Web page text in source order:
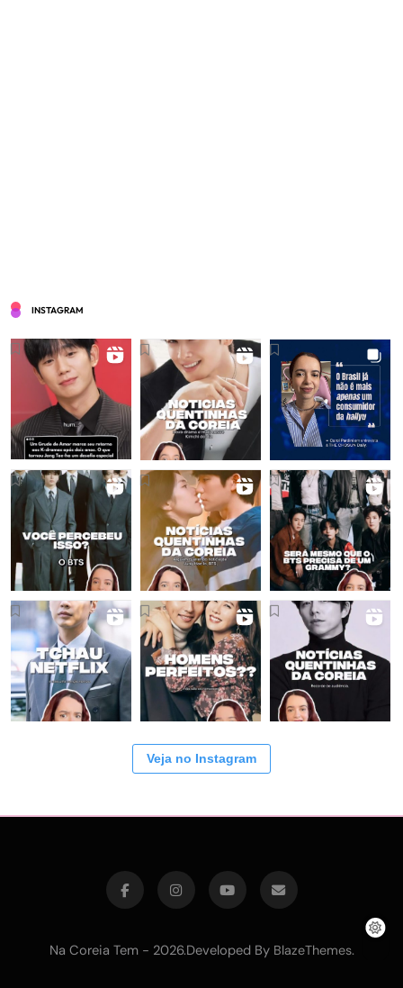
INSTAGRAM
Veja no Instagram
Na Coreia Tem - 2026.Developed By BlazeThemes.